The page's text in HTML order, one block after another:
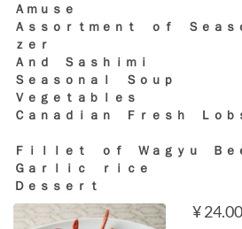
Ａｍｕｓｅ
Ａｓｓｏｒｔｍｅｎｔ ｏｆ Ｓｅａｓ
ｚｅｒ
Ａｎｄ Ｓａｓｈｉｍｉ
Ｓｅａｓｏｎａｌ Ｓｏｕｐ
Ｖｅｇｅｔａｂｌｅｓ
Ｃａｎａｄｉａｎ Ｆｒｅｓｈ Ｌｏｂ
Ｆｉｌｌｅｔ ｏｆ Ｗａｇｙｕ Ｂｅ
Ｇａｒｌｉｃ ｒｉｃｅ
Ｄｅｓｓｅｒｔ
¥